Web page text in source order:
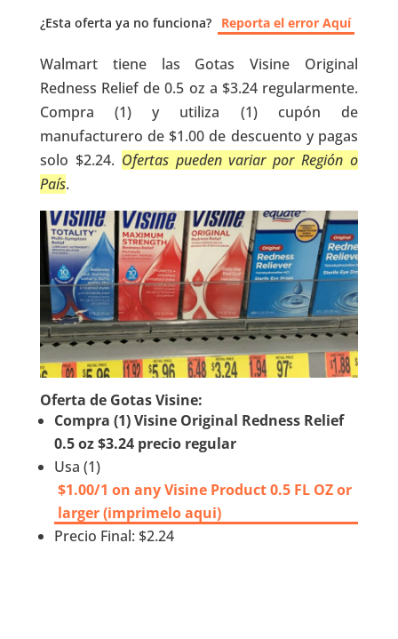
¿Esta oferta ya no funciona? Reporta el error Aquí
Walmart tiene las Gotas Visine Original
Redness Relief de 0.5 oz a $3.24 regularmente.
Compra (1) y utiliza (1) cupón de
manufacturero de $1.00 de descuento y pagas
solo $2.24. Ofertas pueden variar por Región o
País.
Oferta de Gotas Visine:
Compra (1) Visine Original Redness Relief
0.5 oz $3.24 precio regular
Usa (1)
$1.00/1 on any Visine Product 0.5 FL OZ or
larger (imprimelo aqui)
Precio Final: $2.24